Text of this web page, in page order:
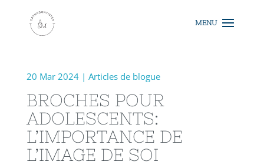
20 Mar 2024| Articles de blogue
BROCHES POUR
ADOLESCENTS:
L’IMPORTANCE DE
L’IMAGE DE SOI